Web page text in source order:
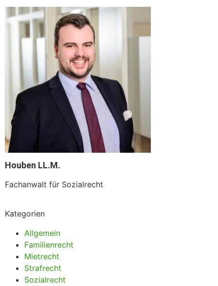
Houben LL.M.
Fachanwalt für Sozialrecht
Kategorien
Allgemein
Familienrecht
Mietrecht
Strafrecht
Sozialrecht